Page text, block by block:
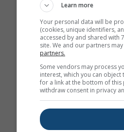
Learn more
Your personal data will be
(cookies, unique identifiers,
accessed by and shared with
site. We and our partners
partners.
Some vendors may process
interest, which you can
for a link at the bottom of this
withdraw consent in privacy